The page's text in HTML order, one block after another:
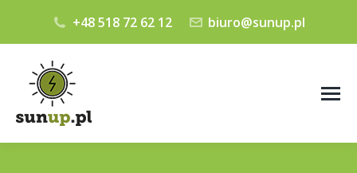
+48 518 72 62 12 biuro@sunup.pl